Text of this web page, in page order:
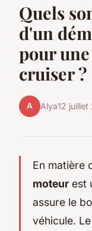
Quels
d'un
pour
cruiser ?
A Alya12
En matière
moteur est
assure le
véhicule. Le